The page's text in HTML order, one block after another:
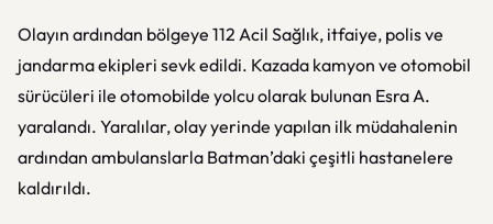
Olayın ardından bölgeye 112 Acil Sağlık, itfaiye, polis ve
jandarma ekipleri sevk edildi. Kazada kamyon ve otomobil
sürücüleri ile otomobilde yolcu olarak bulunan Esra A.
yaralandı. Yaralılar, olay yerinde yapılan ilk müdahalenin
ardından ambulanslarla Batman’daki çeşitli hastanelere
kaldırıldı.